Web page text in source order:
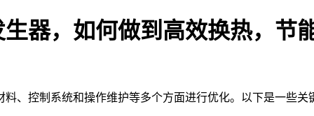
器，如何做到高效换热，节
、控制系统和操作维护等多个方面进行优化。以下是一些关